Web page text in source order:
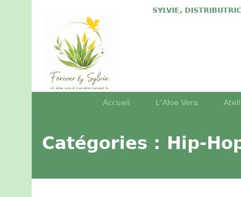
SYLVIE,
Accueil L’Aloe Vera
Catégories : Hip-